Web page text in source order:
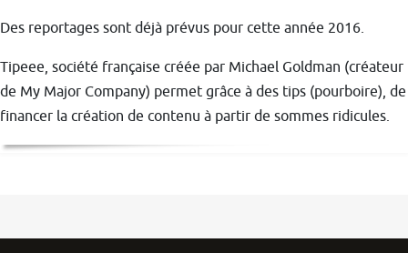
Des reportages sont déjà prévus pour cette année 2016.
Tipeee, société française créée par Michael Goldman (créateur
de My Major Company) permet grâce à des tips (pourboire), de
financer la création de contenu à partir de sommes ridicules.